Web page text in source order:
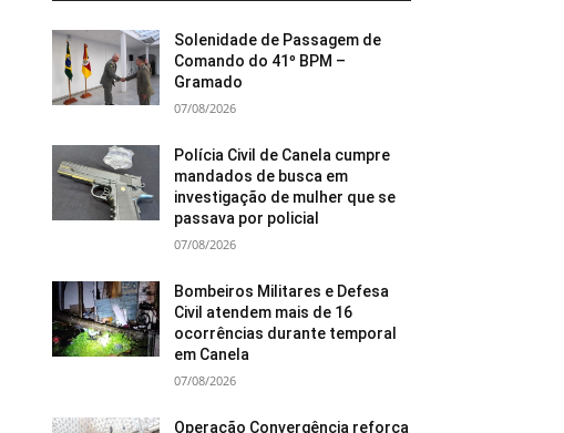
Solenidade de Passagem de
Comando do 41º BPM –
Gramado
07/08/2026
Polícia Civil de Canela cumpre
mandados de busca em
investigação de mulher que se
passava por policial
07/08/2026
Bombeiros Militares e Defesa
Civil atendem mais de 16
ocorrências durante temporal
em Canela
07/08/2026
Operação Convergência reforça